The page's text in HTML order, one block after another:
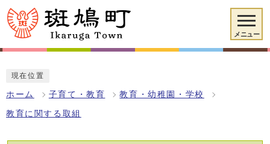
メニュー
現在位置
ホーム 子育て・教育 教育・幼稚園・学校
教育に関する取組